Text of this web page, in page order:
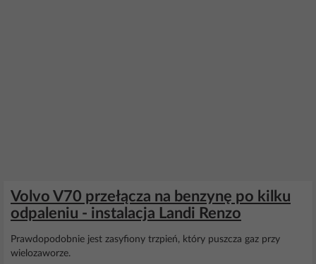
Volvo V70 przełącza na benzynę po kilku
odpaleniu - instalacja Landi Renzo
Prawdopodobnie jest zasyfiony trzpień, który puszcza gaz przy
wielozaworze.